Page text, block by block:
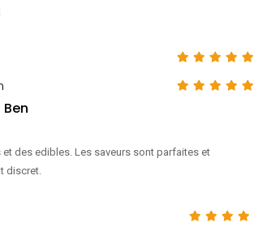
Ben
des edibles. Les saveurs sont parfaites et
discret.